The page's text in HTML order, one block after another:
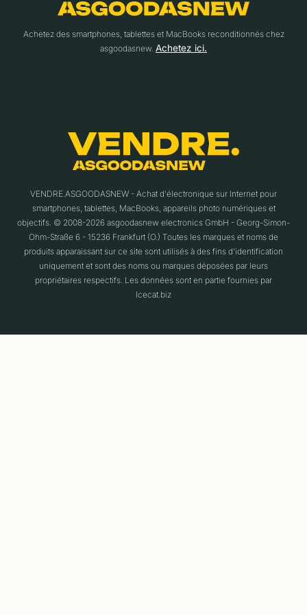
Achetez des smartphones, tablettes et MacBooks reconditionnés chez
asgoodasnew. Achetez ici.
VENDRE.ASGOODASNEW - Achat d'électronique sur Internet pour
smartphones, tablettes, MacBooks, appareils photo numériques et
objectifs. © 2008-2026 asgoodasnew electronics GmbH - Georg-Simon-
Ohm-Straße 6 - 15236 Frankfurt (O.) Toutes les marques et noms de
produits apparaissant sur ce site sont utilisés à des fins d'identification
uniquement et sont des noms ou marques déposées par leurs
propriétaires respectifs. Les données sont en partie fournies par
Icecat.biz